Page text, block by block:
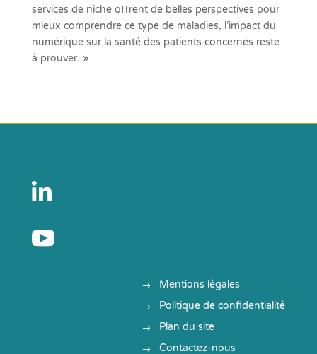
services de niche offrent de belles perspectives pour
mieux comprendre ce type de maladies, l’impact du
numérique sur la santé des patients concernés reste
à prouver. »


Mentions légales
Politique de confidentialité
Plan du site
Contactez-nous